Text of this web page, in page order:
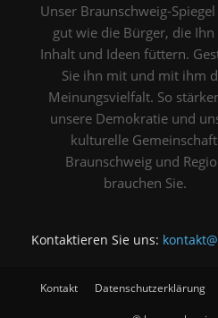
Unser Braunschweig-
gut wie die Bürger, die
Inhalt und Ideen füttern.
Sie ihn mit und mit ihm
Meinungsvielfalt. So
unsere Demokratie und
kulturelle
Braunschweig und
brauchen Sie.
Kontaktieren Sie uns:
Kontakt Datenschutzerklärung